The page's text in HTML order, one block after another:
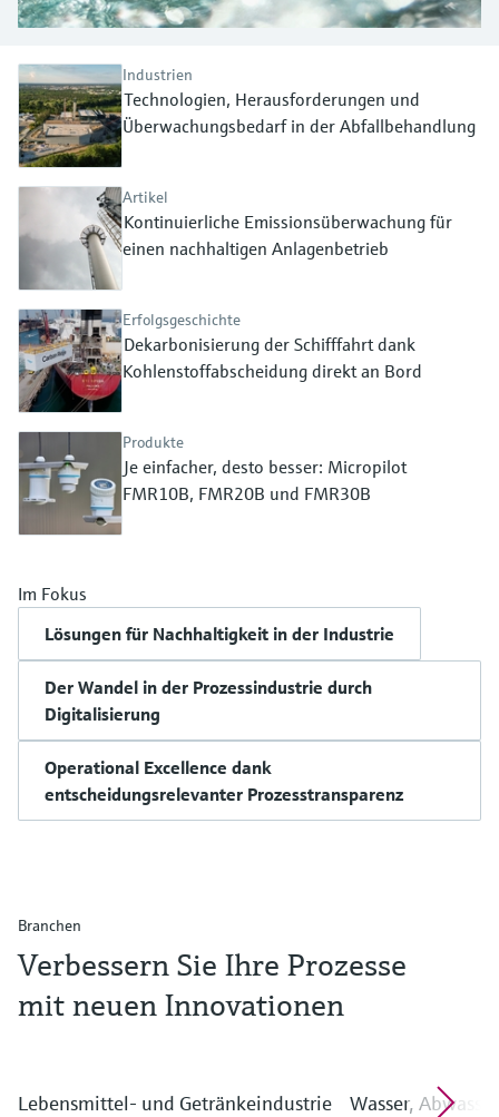
Produktspezifische Informationen und
Dokumente finden
Ersatzteilsuche
Ersatzteile anhand von Produktwurzel,
Bestellcode oder Seriennummer finden
Füllstandsmessung
Füllstandsmessung Druck
Alle ansehen
Analysatoren für Härte, Eisen,
Prozessphotometer
Mikrowellentransmission
Memosens-Technologie
Alle ansehen
Industrien
Technologien, Herausforderungen und
Überwachungsbedarf in der Abfallbehandlung
Artikel
Kontinuierliche Emissionsüberwachung für
einen nachhaltigen Anlagenbetrieb
Erfolgsgeschichte
Dekarbonisierung der Schifffahrt dank
Kohlenstoffabscheidung direkt an Bord
Produkte
Je einfacher, desto besser: Micropilot
FMR10B, FMR20B und FMR30B
Im Fokus
Lösungen für Nachhaltigkeit in der Industrie
Der Wandel in der Prozessindustrie durch
Digitalisierung
Operational Excellence dank
entscheidungsrelevanter Prozesstransparenz
Branchen
Verbessern Sie Ihre Prozesse
mit neuen Innovationen
Lebensmittel- und Getränkeindustrie Wasser,